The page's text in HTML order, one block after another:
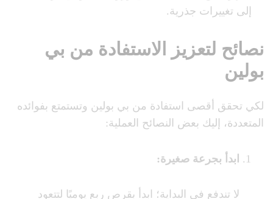
إلى تغييرات جذرية.
نصائح لتعزيز الاستفادة من بي
بولين
لكي تحقق أقصى استفادة من بي بولين وتستمتع بفوائده
المتعددة، إليك بعض النصائح العملية:
ابدأ بجرعة صغيرة:
لا تندفع في البداية؛ ابدأ بقرص ربع يوميًا لتتعود